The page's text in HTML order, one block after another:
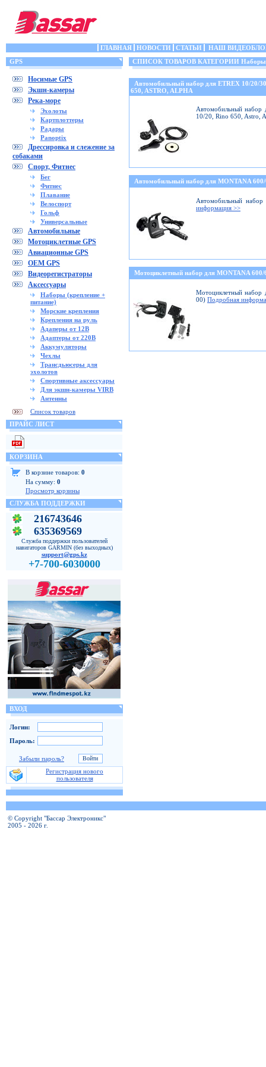
ГЛАВНАЯ НОВОСТИ СТАТЬИ
НАШ
GPS
Носимые GPS
Экшн-камеры
Река-море
Эхолоты
Картплоттеры
Радары
Panoptix
Дрессировка и слежение за
собаками
Спорт, Фитнес
Бег
Фитнес
Плавание
Велоспорт
Гольф
Универсальные
Автомобильные
Мотоциклетные GPS
Авиационные GPS
OEM GPS
Видеорегистраторы
Аксессуары
Наборы (крепление +
питание)
Морские крепления
Крепления на руль
Адаперы от 12В
Адаптеры от 220В
Аккумуляторы
Чехлы
Трансдьюсеры для
эхолотов
Спортивные аксессуары
Для экшн-камеры VIRB
Антенны
Список товаров
ПРАЙС ЛИСТ
КОРЗИНА
В корзине товаров: 0
На сумму: 0
Просмотр корзины
СЛУЖБА ПОДДЕРЖКИ
216743646
635369569
Служба поддержки пользователей
навигаторов GARMIN (без выходных)
support@gps.kz
+7-700-6030000
ВХОД
Логин:
Пароль:
Забыли пароль?
Регистрация нового
пользователя
СПИСОК ТОВАРОВ КАТЕГОРИИ Наборы
Автомобильный набор для ETREX 10/20/
650, ASTRO, ALPHA
Автомобильный набор
10/20, Rino 650, Astro,
Автомобильный набор для MONTANA
Автомобильный
информация >>
Мотоциклетный набор для MONTANA
Мотоциклетный набор
00) Подробная
© Copyright "Бассар Электроникс"
2005 - 2026 г.